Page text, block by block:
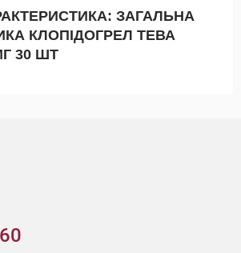
ЗАГАЛЬНА
КЛОПІДОГРЕЛ ТЕВА
30 ШТ